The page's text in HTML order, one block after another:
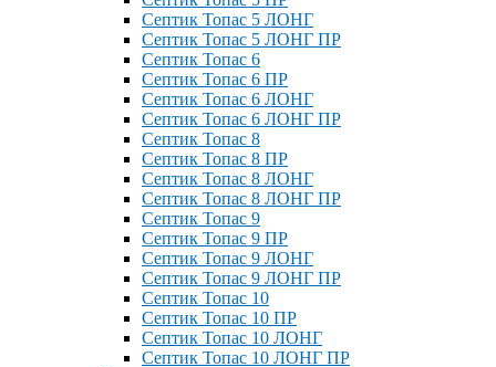
Септик Топас 5 ЛОНГ
Септик Топас 5 ЛОНГ ПР
Септик Топас 6
Септик Топас 6 ПР
Септик Топас 6 ЛОНГ
Септик Топас 6 ЛОНГ ПР
Септик Топас 8
Септик Топас 8 ПР
Септик Топас 8 ЛОНГ
Септик Топас 8 ЛОНГ ПР
Септик Топас 9
Септик Топас 9 ПР
Септик Топас 9 ЛОНГ
Септик Топас 9 ЛОНГ ПР
Септик Топас 10
Септик Топас 10 ПР
Септик Топас 10 ЛОНГ
Септик Топас 10 ЛОНГ ПР